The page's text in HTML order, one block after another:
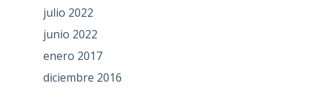
julio 2022
junio 2022
enero 2017
diciembre 2016